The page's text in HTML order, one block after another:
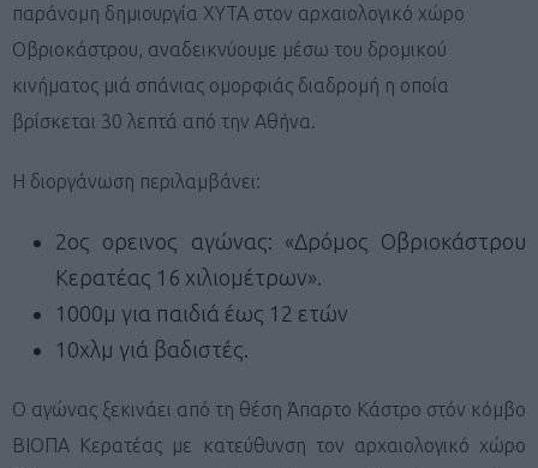
παράνομη δημιουργία ΧΥΤΑ στον αρχαιολογικό χώρο
Οβριοκάστρου, αναδεικνύουμε μέσω του δρομικού
κινήματος μιά σπάνιας ομορφιάς διαδρομή η οποία
βρίσκεται 30 λεπτά από την Αθήνα.
Η διοργάνωση περιλαμβάνει:
2ος ορεινος αγώνας: «Δρόμος Οβριοκάστρου
Κερατέας 16 χιλιομέτρων».
1000μ για παιδιά έως 12 ετών
10χλμ γιά βαδιστές.
Ο αγώνας ξεκινάει από τη θέση Άπαρτο Κάστρο στόν κόμβο
ΒΙΟΠΑ Κερατέας με κατεύθυνση τον αρχαιολογικό χώρο